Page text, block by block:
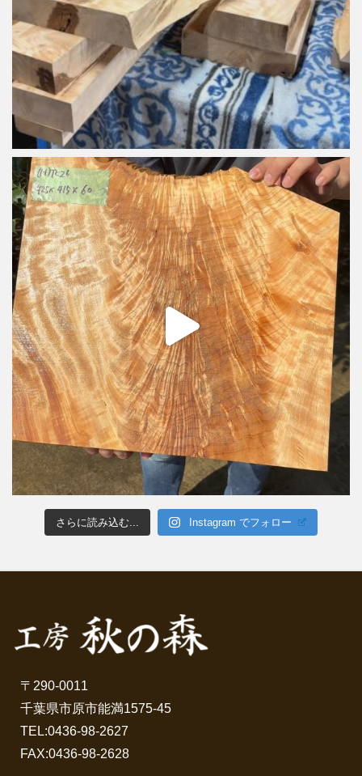
さらに読み込む... Instagram でフォロー
〒290-0011
千葉県市原市能満1575-45
TEL:0436-98-2627
FAX:0436-98-2628